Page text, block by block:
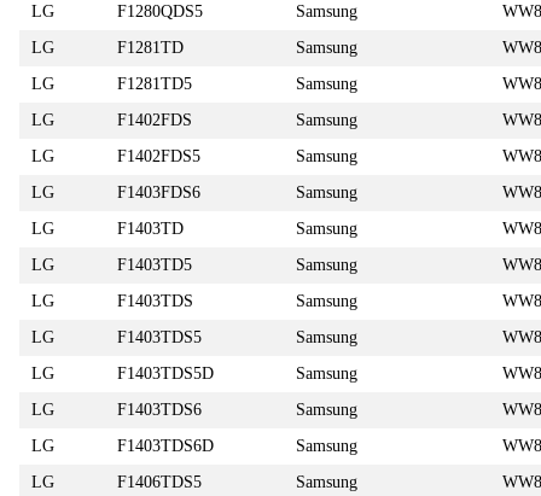
LG
F1280QDS5 Samsung
LG
F1281TD Samsung
LG
F1281TD5 Samsung
LG
F1402FDS Samsung
LG
F1402FDS5 Samsung
LG
F1403FDS6 Samsung
LG
F1403TD Samsung
LG
F1403TD5 Samsung
LG
F1403TDS Samsung
LG
F1403TDS5 Samsung
LG
F1403TDS5D Samsung
LG
F1403TDS6 Samsung
LG
F1403TDS6D Samsung
LG
F1406TDS5 Samsung